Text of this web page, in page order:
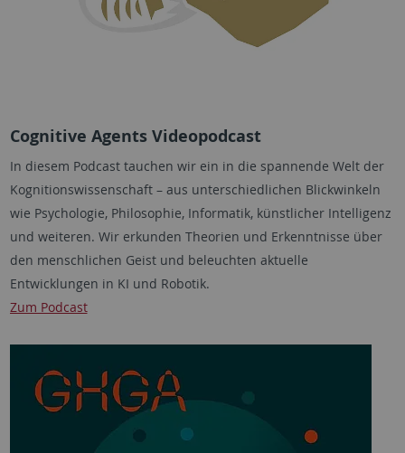
Cognitive Agents Videopodcast
In diesem Podcast tauchen wir ein in die spannende Welt der
Kognitionswissenschaft – aus unterschiedlichen Blickwinkeln
wie Psychologie, Philosophie, Informatik, künstlicher Intelligenz
und weiteren. Wir erkunden Theorien und Erkenntnisse über
den menschlichen Geist und beleuchten aktuelle
Entwicklungen in KI und Robotik.
Zum Podcast